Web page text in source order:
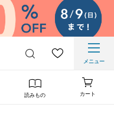
メニュー
読みもの カート